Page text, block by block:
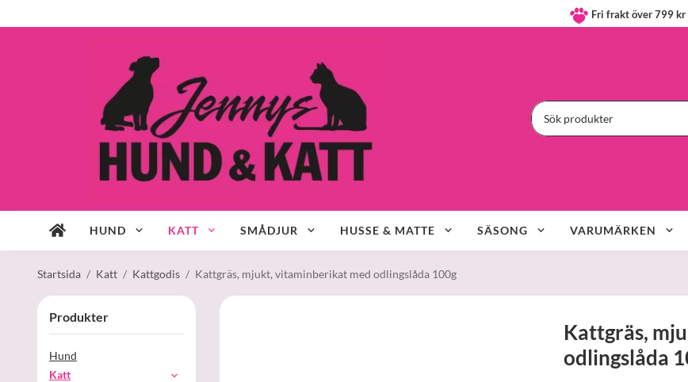
Fri frakt över 799 kr
HUND KATT SMÅDJUR HUSSE & MATTE SÄSONG VARUMÄRKEN
Startsida / Katt / Kattgodis / Kattgräs, mjukt, vitaminberikat med odlingslåda 100g
Produkter
Hund
Katt
Kattgräs,
odlingslåda